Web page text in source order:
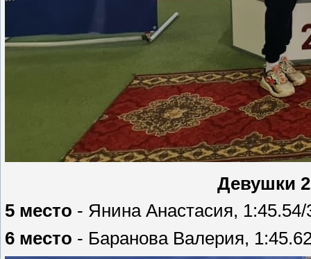
Девушки
5 место - Янина Анастасия,
6 место - Баранова Валерия,